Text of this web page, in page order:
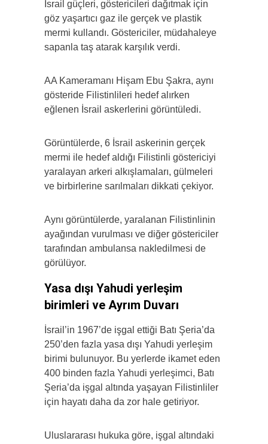
İsrail güçleri, göstericileri dağıtmak için
göz yaşartıcı gaz ile gerçek ve plastik
mermi kullandı. Göstericiler, müdahaleye
sapanla taş atarak karşılık verdi.
AA Kameramanı Hişam Ebu Şakra, aynı
gösteride Filistinlileri hedef alırken
eğlenen İsrail askerlerini görüntüledi.
Görüntülerde, 6 İsrail askerinin gerçek
mermi ile hedef aldığı Filistinli göstericiyi
yaralayan arkeri alkışlamaları, gülmeleri
ve birbirlerine sarılmaları dikkati çekiyor.
Aynı görüntülerde, yaralanan Filistinlinin
ayağından vurulması ve diğer göstericiler
tarafından ambulansa nakledilmesi de
görülüyor.
Yasa dışı Yahudi yerleşim
birimleri ve Ayrım Duvarı
İsrail’in 1967’de işgal ettiği Batı Şeria’da
250’den fazla yasa dışı Yahudi yerleşim
birimi bulunuyor. Bu yerlerde ikamet eden
400 binden fazla Yahudi yerleşimci, Batı
Şeria’da işgal altında yaşayan Filistinliler
için hayatı daha da zor hale getiriyor.
Uluslararası hukuka göre, işgal altındaki